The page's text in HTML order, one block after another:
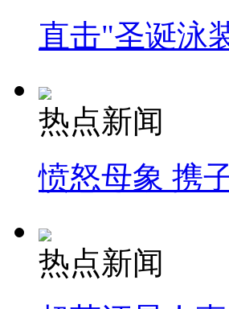
直击"圣诞泳
热点新闻
愤怒母象 携
热点新闻